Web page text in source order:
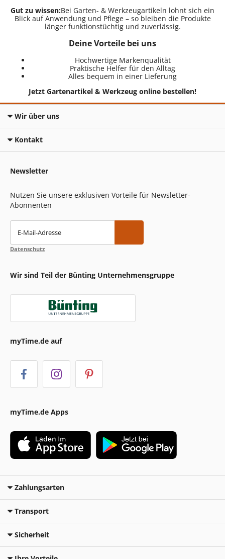
Gut zu wissen:Bei Garten- & Werkzeugartikeln lohnt sich ein
Blick auf Anwendung und Pflege – so bleiben die Produkte
länger funktionstüchtig und zuverlässig.
Deine Vorteile bei uns
Hochwertige Markenqualität
Praktische Helfer für den Alltag
Alles bequem in einer Lieferung
Jetzt Gartenartikel & Werkzeug online bestellen!
Wir über uns
Kontakt
Newsletter
Nutzen Sie unsere exklusiven Vorteile für Newsletter-
Abonnenten
E-Mail-Adresse
Datenschutz
Wir sind Teil der Bünting Unternehmensgruppe
myTime.de auf
myTime.de Apps
Zahlungsarten
Transport
Sicherheit